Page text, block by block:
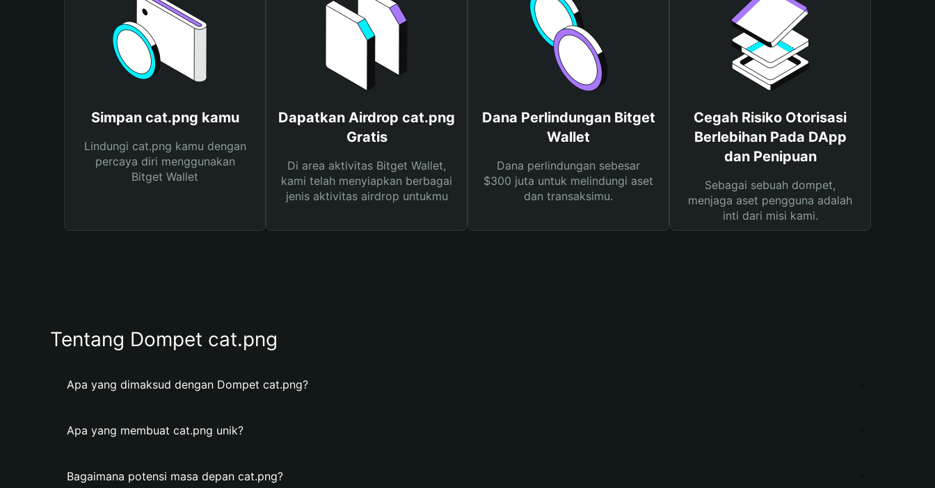
Simpan cat.png kamu
Lindungi cat.png kamu dengan
percaya diri menggunakan
Bitget Wallet
Dapatkan Airdrop cat.png
Gratis
Di area aktivitas Bitget Wallet,
kami telah menyiapkan berbagai
jenis aktivitas airdrop untukmu
Dana Perlindungan Bitget
Wallet
Dana perlindungan sebesar
$300 juta untuk melindungi aset
dan transaksimu.
Cegah Risiko Otorisasi
Berlebihan Pada DApp
dan Penipuan
Sebagai sebuah dompet,
menjaga aset pengguna adalah
inti dari misi kami.
Tentang Dompet cat.png
Apa yang dimaksud dengan Dompet cat.png?
Apa yang membuat cat.png unik?
Bagaimana potensi masa depan cat.png?